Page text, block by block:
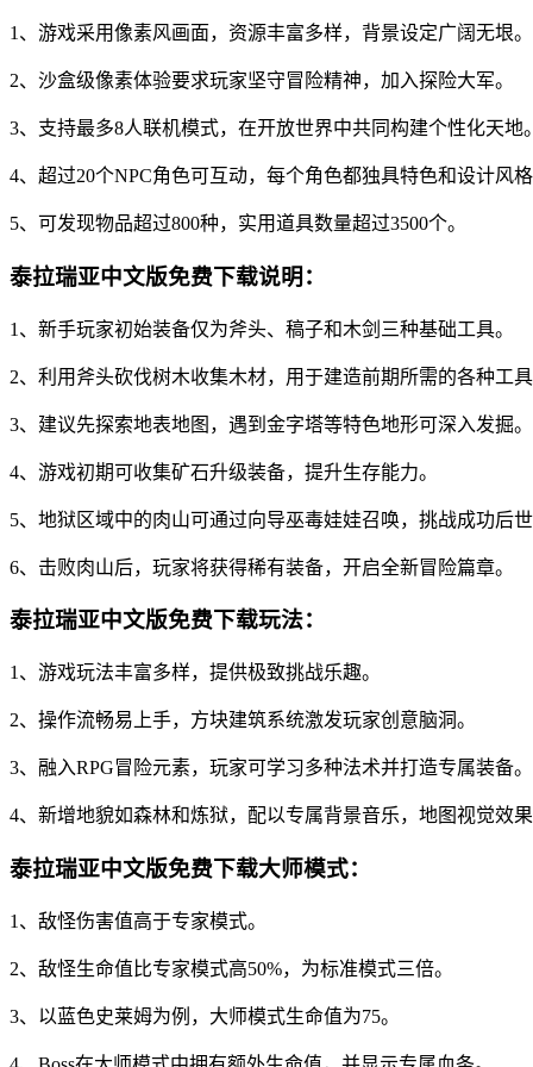
1、游戏采用像素风画面，资源丰富多样，背景设定广阔无垠。
2、沙盒级像素体验要求玩家坚守冒险精神，加入探险大军。
3、支持最多8人联机模式，在开放世界中共同构建个性化天地。
4、超过20个NPC角色可互动，每个角色都独具特色和设计风格
5、可发现物品超过800种，实用道具数量超过3500个。
泰拉瑞亚中文版免费下载说明：
1、新手玩家初始装备仅为斧头、稿子和木剑三种基础工具。
2、利用斧头砍伐树木收集木材，用于建造前期所需的各种工具
3、建议先探索地表地图，遇到金字塔等特色地形可深入发掘。
4、游戏初期可收集矿石升级装备，提升生存能力。
5、地狱区域中的肉山可通过向导巫毒娃娃召唤，挑战成功后世
6、击败肉山后，玩家将获得稀有装备，开启全新冒险篇章。
泰拉瑞亚中文版免费下载玩法：
1、游戏玩法丰富多样，提供极致挑战乐趣。
2、操作流畅易上手，方块建筑系统激发玩家创意脑洞。
3、融入RPG冒险元素，玩家可学习多种法术并打造专属装备。
4、新增地貌如森林和炼狱，配以专属背景音乐，地图视觉效果
泰拉瑞亚中文版免费下载大师模式：
1、敌怪伤害值高于专家模式。
2、敌怪生命值比专家模式高50%，为标准模式三倍。
3、以蓝色史莱姆为例，大师模式生命值为75。